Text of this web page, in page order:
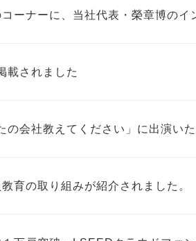
ーナーに、当社代表・榮章博の
載されました
の会社教えてください」に出演
育の取り組みが紹介されました。